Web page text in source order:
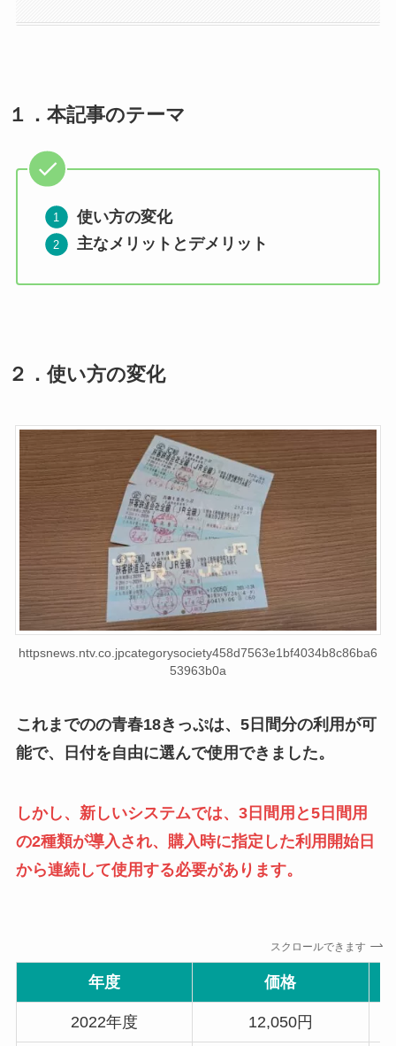
１． 本記事のテーマ
使い方の変化
主なメリットとデメリット
２．使い方の変化
httpsnews.ntv.co.jpcategorysociety458d7563e1bf4034b8c86ba6
53963b0a
これまでのの青春18きっぷは、5日間分の利用が可
能で、日付を自由に選んで使用できました。
しかし、新しいシステムでは、3日間用と5日間用
の2種類が導入され、購入時に指定した利用開始日
から連続して使用する必要があります。
スクロールできます
年度 価格
2022年度 12,050円